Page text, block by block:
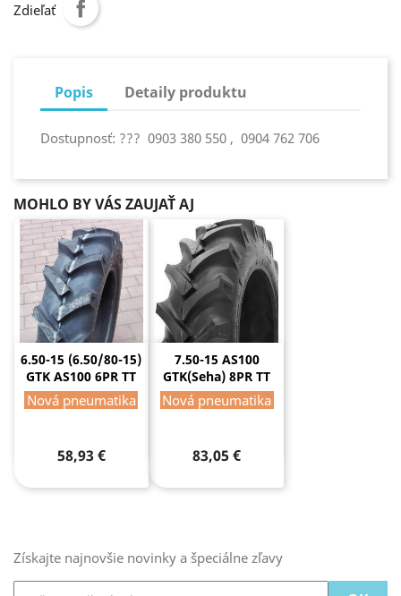
Zdieľať
Popis Detaily produktu
Dostupnosť: ??? 0903 380 550 , 0904 762 706
MOHLO BY VÁS ZAUJAŤ AJ
6.50-15 (6.50/80-15)
GTK AS100 6PR TT
Nová pneumatika
58,93 €
7.50-15 AS100
GTK(Seha) 8PR TT
Nová pneumatika
83,05 €
Získajte najnovšie novinky a špeciálne zľavy